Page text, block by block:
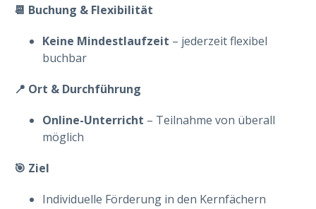
📆 Buchung & Flexibilität
Keine Mindestlaufzeit – jederzeit flexibel
buchbar
📍 Ort & Durchführung
Online-Unterricht – Teilnahme von überall
möglich
🎯 Ziel
Individuelle Förderung in den Kernfächern